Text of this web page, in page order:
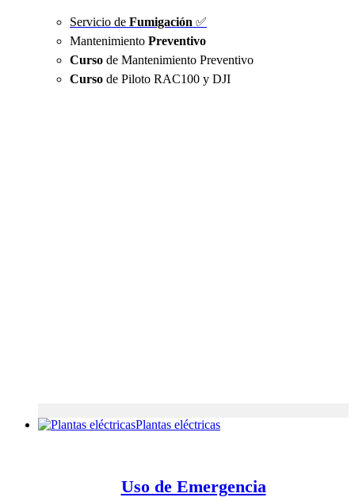
Servicio de Fumigación ✅
Mantenimiento Preventivo
Curso de Mantenimiento Preventivo
Curso de Piloto RAC100 y DJI
Plantas eléctricas
Uso de Emergencia